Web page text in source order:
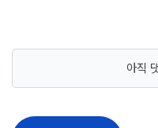
아직